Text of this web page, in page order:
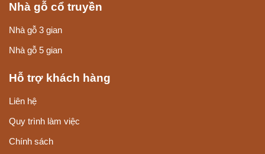
Nhà gỗ cổ truyền
Nhà gỗ 3 gian
Nhà gỗ 5 gian
Hỗ trợ khách hàng
Liên hệ
Quy trình làm việc
Chính sách